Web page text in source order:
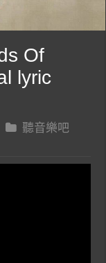
Of
lyric
聽音樂吧